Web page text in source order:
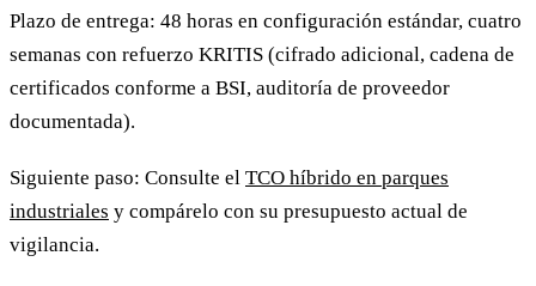
Plazo de entrega: 48 horas en configuración estándar, cuatro
semanas con refuerzo KRITIS (cifrado adicional, cadena de
certificados conforme a BSI, auditoría de proveedor
documentada).
Siguiente paso: Consulte el TCO híbrido en parques
industriales y compárelo con su presupuesto actual de
vigilancia.